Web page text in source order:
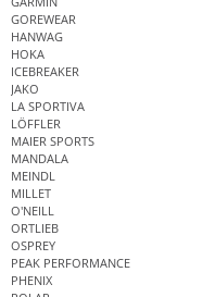
GOREWEAR
HANWAG
HOKA
ICEBREAKER
JAKO
LA SPORTIVA
LÖFFLER
MAIER SPORTS
MANDALA
MEINDL
MILLET
O'NEILL
ORTLIEB
OSPREY
PEAK PERFORMANCE
PHENIX